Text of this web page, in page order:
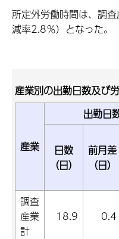
所定外労働時間は、調
減率2.8％）となった。
産業別の出勤日数及び
産業
出勤日
日数
（日）
前月差
（日）
調査
産業
計
18.9 0.4